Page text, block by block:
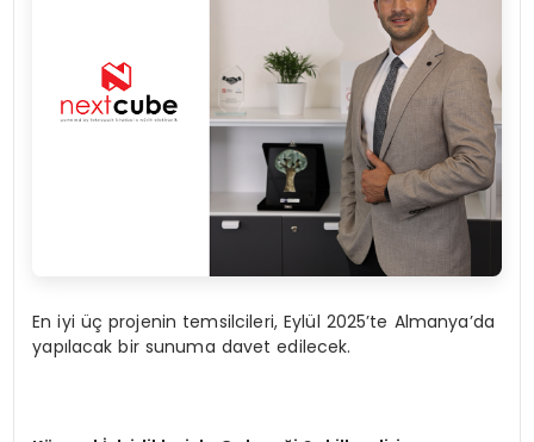
En iyi üç projenin temsilcileri, Eylül 2025’te Almanya’da
yapılacak bir sunuma davet edilecek.